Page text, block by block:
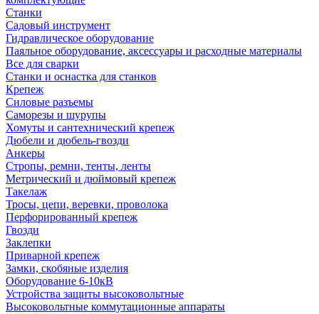
Станки
Садовый инструмент
Гидравлическое оборудование
Паяльное оборудование, аксессуары и расходные материалы
Все для сварки
Станки и оснастка для станков
Крепеж
Силовые разъемы
Саморезы и шурупы
Хомуты и сантехнический крепеж
Дюбели и дюбель-гвозди
Анкеры
Стропы, ремни, тенты, ленты
Метрический и дюймовый крепеж
Такелаж
Тросы, цепи, веревки, проволока
Перфорированный крепеж
Гвозди
Заклепки
Приварной крепеж
Замки, скобяные изделия
Оборудование 6-10кВ
Устройства защиты высоковольтные
Высоковольтные коммутационные аппараты